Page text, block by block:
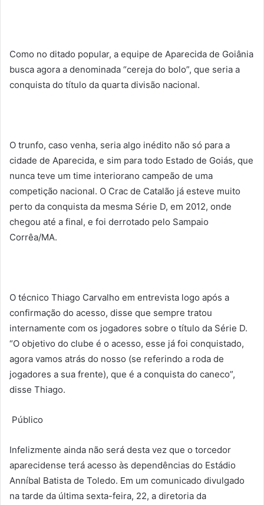
Como no ditado popular, a equipe de Aparecida de Goiânia
busca agora a denominada “cereja do bolo”, que seria a
conquista do título da quarta divisão nacional.
O trunfo, caso venha, seria algo inédito não só para a
cidade de Aparecida, e sim para todo Estado de Goiás, que
nunca teve um time interiorano campeão de uma
competição nacional. O Crac de Catalão já esteve muito
perto da conquista da mesma Série D, em 2012, onde
chegou até a final, e foi derrotado pelo Sampaio
Corrêa/MA.
O técnico Thiago Carvalho em entrevista logo após a
confirmação do acesso, disse que sempre tratou
internamente com os jogadores sobre o título da Série D.
“O objetivo do clube é o acesso, esse já foi conquistado,
agora vamos atrás do nosso (se referindo a roda de
jogadores a sua frente), que é a conquista do caneco”,
disse Thiago.
Público
Infelizmente ainda não será desta vez que o torcedor
aparecidense terá acesso às dependências do Estádio
Anníbal Batista de Toledo. Em um comunicado divulgado
na tarde da última sexta-feira, 22, a diretoria da